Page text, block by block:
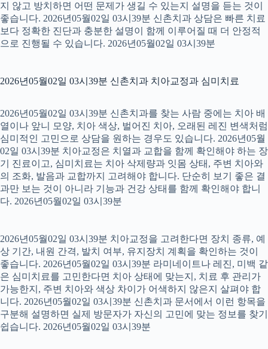
지 않고 방치하면 어떤 문제가 생길 수 있는지 설명을 듣는 것이
좋습니다. 2026년05월02일 03시39분 신촌치과 상담은 빠른 치료
보다 정확한 진단과 충분한 설명이 함께 이루어질 때 더 안정적
으로 진행될 수 있습니다. 2026년05월02일 03시39분
2026년05월02일 03시39분 신촌치과 치아교정과 심미치료
2026년05월02일 03시39분 신촌치과를 찾는 사람 중에는 치아 배
열이나 앞니 모양, 치아 색상, 벌어진 치아, 오래된 레진 변색처럼
심미적인 고민으로 상담을 원하는 경우도 있습니다. 2026년05월
02일 03시39분 치아교정은 치열과 교합을 함께 확인해야 하는 장
기 진료이고, 심미치료는 치아 삭제량과 잇몸 상태, 주변 치아와
의 조화, 발음과 교합까지 고려해야 합니다. 단순히 보기 좋은 결
과만 보는 것이 아니라 기능과 건강 상태를 함께 확인해야 합니
다. 2026년05월02일 03시39분
2026년05월02일 03시39분 치아교정을 고려한다면 장치 종류, 예
상 기간, 내원 간격, 발치 여부, 유지장치 계획을 확인하는 것이
좋습니다. 2026년05월02일 03시39분 라미네이트나 레진, 미백 같
은 심미치료를 고민한다면 치아 상태에 맞는지, 치료 후 관리가
가능한지, 주변 치아와 색상 차이가 어색하지 않은지 살펴야 합
니다. 2026년05월02일 03시39분 신촌치과 문서에서 이런 항목을
구분해 설명하면 실제 방문자가 자신의 고민에 맞는 정보를 찾기
쉽습니다. 2026년05월02일 03시39분